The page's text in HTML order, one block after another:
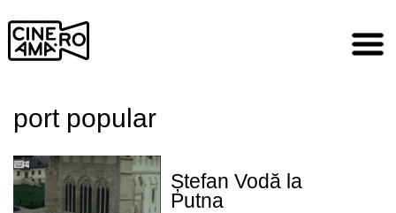
Skip
content
port popular
Ștefan Vodă la
Putna